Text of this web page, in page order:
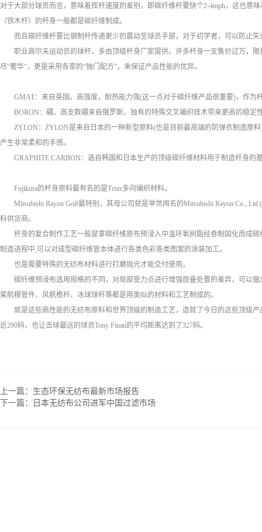
对于大部分球员而言，意味着挥杆速度的差别，即碳纤维杆要快个2-4mph，这也意
（铁木杆）的杆身一般都是碳纤维制成。
而且碳纤维杆要比钢制杆传递更少的震动至球员手部，对于初学者，可以防止
职业高尔夫运动员的球杆，多由顶级杆身厂家提供。许多杆身一支售价过万，
尽“奢华”，更是采用各家的“独门配方”，来保证产品性能的优异。
GMAT：来自英国。高强度，耐热能力强(这一点对于碳纤维产品很重要)，作为
BORON：硼。高支数硼来自俄罗斯，独有的特殊交叉编织技术带来更高的稳定
ZYLON：ZYLON是来自日本的一种新型原料(也是目前最高端的防弹衣制造原
产生非常柔和的手感。
GRAPHITE CARBON：选自韩国和日本生产的顶级碳纤维材料用于制造杆身的
Fujikura的杆身原料最有名的是Triax多向编织材料。
Mitsubishi Rayon Golf最特别，其母公司就是举世闻名的Mitsubishi Rayon Co.,
料供货商。
杆身的复合制作工艺一般是拿碳纤维原布预浸入中温环氧树脂经卷制固化而成
制造进程中,可以对成型碳纤维管本体进行各类色彩各类图案的涂装加工。
也是需要特殊的无纺布材料进行打磨抛光才能交付使用。
碳纤维预浸布选用规格的不同，对局部受力点进行增强层叠处置的差异，可以
桨航模管件、风帆桅杆、冰球球杆等都是用类似的材料和工艺制成的。
就是这些高性能的无纺布原料和世界顶级的制造工艺，造就了今日的这些顶级
近290码，也让击球最远的球员Tony Finau的平均距离达到了327码。
上一篇： 生态环保无纺布最新市场报告
下一篇：
日本无纺布公司进军中国过滤市场